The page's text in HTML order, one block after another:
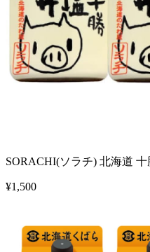
SORACHI(ソラチ) 北海道
¥1,500